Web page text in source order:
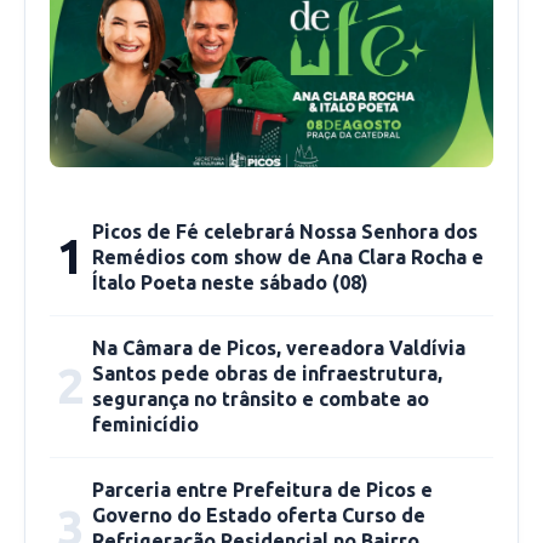
Mesmo com o atraso na chegada dos
imunizantes, a Fundação Municipal de Saúde
(FMS) de Teresina já programou para a próxima
segunda-feira (11) o agendamento da
algum tipo de deficiência permanente, mas
ressaltou que o início da campanha está
Ao menos 13 estados já haviam recebido as
doses pediátricas do imunizante até o começo
Rondônia, Tocantins e Pará. São Paulo, Rio de
Janeiro, Rio Grande do Norte, Santa Catarina,
1
Picos de Fé celebrará Nossa Senhora dos
Remédios com show de Ana Clara Rocha e
Ítalo Poeta neste sábado (08)
2
Na Câmara de Picos, vereadora Valdívia
Santos pede obras de infraestrutura,
segurança no trânsito e combate ao
feminicídio
3
Parceria entre Prefeitura de Picos e
Governo do Estado oferta Curso de